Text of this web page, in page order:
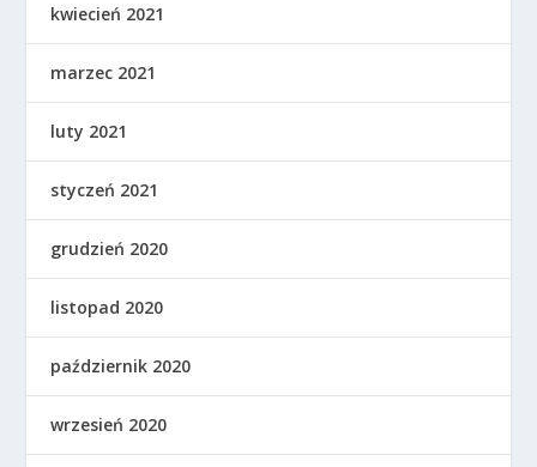
kwiecień 2021
marzec 2021
luty 2021
styczeń 2021
grudzień 2020
listopad 2020
październik 2020
wrzesień 2020